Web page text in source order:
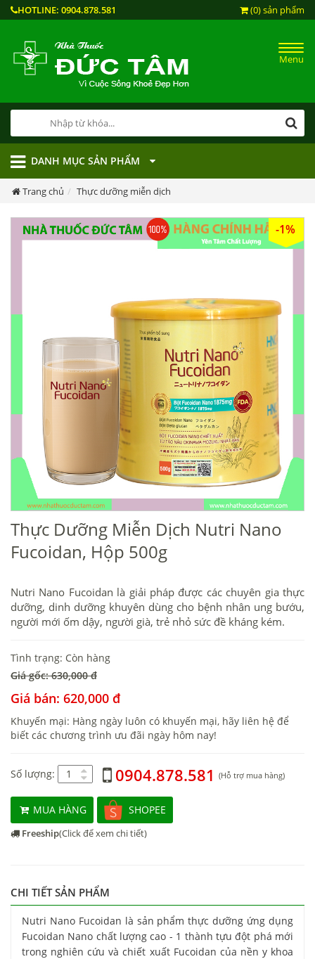
HOTLINE: 0904.878.581 (0) sản phẩm
Menu
DANH MỤC SẢN PHẨM
Trang chủ Thực dưỡng miễn dịch
-1%
Thực Dưỡng Miễn Dịch Nutri Nano
Fucoidan, Hộp 500g
Nutri Nano Fucoidan là giải pháp được các chuyên gia thực
dưỡng, dinh dưỡng khuyên dùng cho bệnh nhân ung bướu,
người mới ốm dậy, người già, trẻ nhỏ sức đề kháng kém.
Tình trạng: Còn hàng
Giá gốc: 630,000 đ
Giá bán: 620,000 đ
Khuyến mại: Hàng ngày luôn có khuyến mại, hãy liên hệ để
biết các chương trình ưu đãi ngày hôm nay!
Số lượng: 0904.878.581 (Hỗ trợ mua hàng)
MUA HÀNG SHOPEE
Freeship(Click để xem chi tiết)
CHI TIẾT SẢN PHẨM
Nutri Nano Fucoidan là sản phẩm thực dưỡng ứng dụng
Fucoidan Nano chất lượng cao - 1 thành tựu đột phá mới
trong nghiên cứu và chiết xuất Fucoidan của nền y khoa